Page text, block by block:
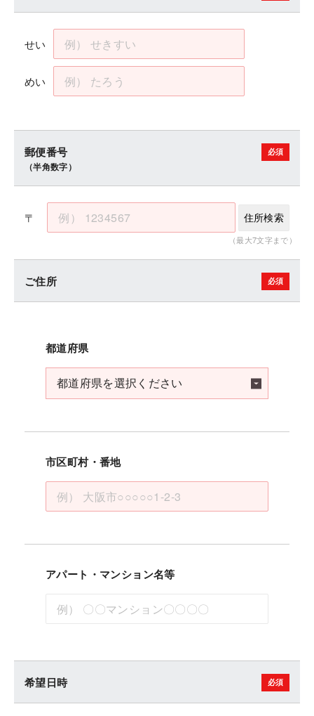
せい
めい
郵便番号
（半角数字）
〒
（最大7文字まで）
住所検索
ご住所
都道府県
市区町村・番地
アパート・マンション名等
希望日時